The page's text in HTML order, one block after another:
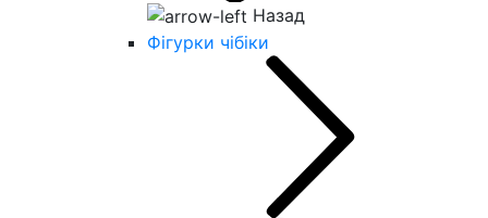
Назад
Фігурки чібіки